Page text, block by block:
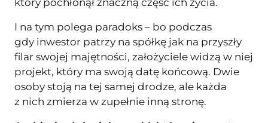
który pochłonął znaczną część ich życia.
I na tym polega paradoks – bo podczas
gdy inwestor patrzy na spółkę jak na przyszły
filar swojej majętności, założyciele widzą w niej
projekt, który ma swoją datę końcową. Dwie
osoby stoją na tej samej drodze, ale każda
z nich zmierza w zupełnie inną stronę.